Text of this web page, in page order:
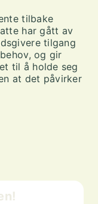
tilbake
har gått av
tilgang
og gir
til å holde seg
at det påvirker